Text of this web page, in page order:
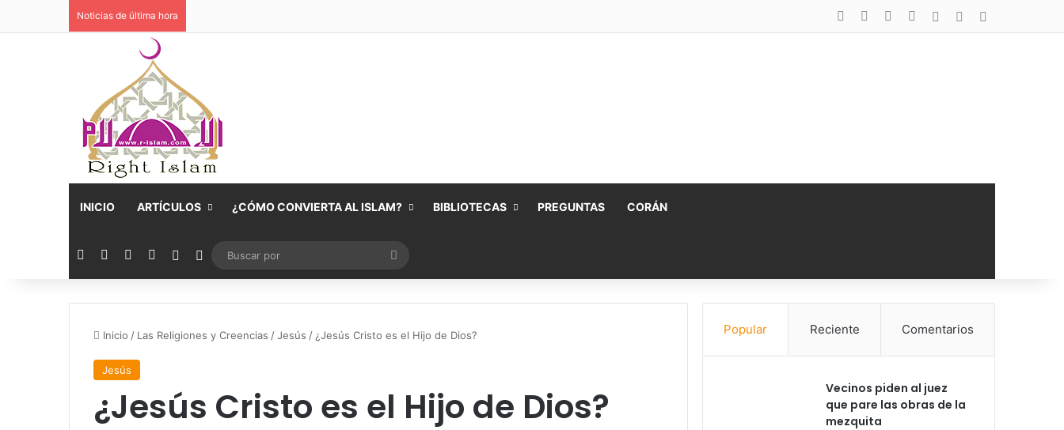
Noticias de última hora Facebook YouTubeInstagramAccesoPublicación al
INICIO ARTÍCULOS ¿CÓMO CONVIERTA AL ISLAM? BIBLIOTECAS PREGUNTAS CORÁN
Facebook YouTubeInstagramPublicación al azar
Switch skin
por
Inicio / Las Religiones y Creencias /Jesús / ¿Jesús Cristo es el Hijo de Dios?
Jesús
¿Jesús Cristo es el Hijo de Dios?
Popular Reciente Comentarios
Vecinos piden al juez
que pare las obras de la
mezquita